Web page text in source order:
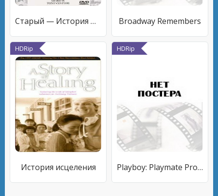
Старый — История Луиша Карлуша Престеша Broadway Remembers
HDRip
История исцеления
HDRip
Playboy: Playmate Profile Video Collection Featuring Miss July 1997, 1994, 1991, 1988